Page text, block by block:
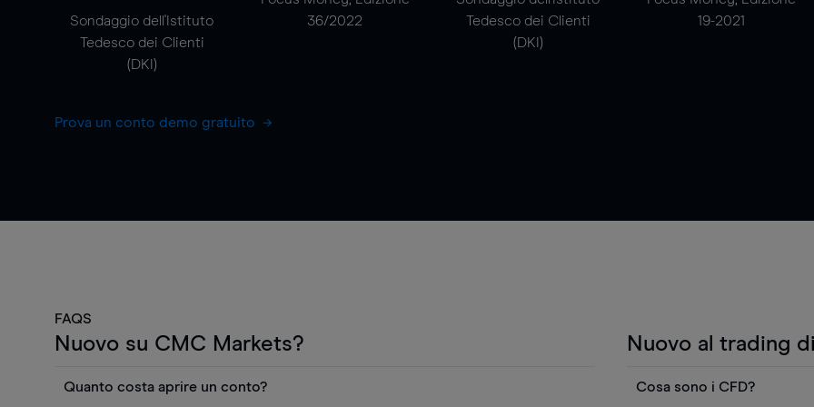
Sondaggio dell'Istituto
Tedesco dei Clienti
(DKI)
36/2022
Tedesco dei Clienti
(DKI)
19-2021
Prova un conto demo gratuito
FAQS
Nuovo su CMC Markets?
Quanto costa aprire un conto?
Nuovo al trading
Cosa sono i CFD?